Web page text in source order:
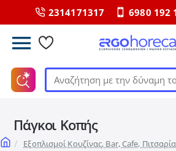
2314171317 6980 192
Αναζήτηση
δύναμη
ΑΙ...
Πάγκοι Κοπής
homeΕξοπλισμοί Κουζίνας, Bar, Cafe,